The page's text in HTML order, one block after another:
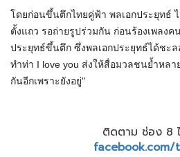
โดยก่อนขึ้นตึกไทยคู่ฟ้า พลเอกประยุทธ์
ตั้งแถว รอถ่ายรูปร่วมกัน ก่อนร้องเพลงค
ประยุทธ์​ขึ้นตึก ซึ่งพลเอกประยุทธ์ได้ชะ
ทำท่า I love you ส่งให้สื่อมวลชนย้ำหลา
กันอีกเพราะยังอยู่"
ติดตาม ช่อง 8
facebook.com/